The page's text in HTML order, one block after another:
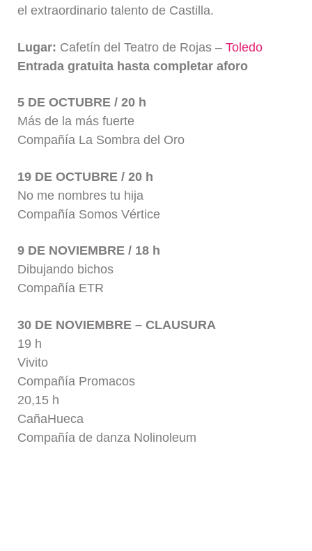
el extraordinario talento de Castilla.
Lugar: Cafetín del Teatro de Rojas –Toledo
Entrada gratuita hasta completar aforo
5 DE OCTUBRE / 20 h
Más de la más fuerte
Compañía La Sombra del Oro
19 DE OCTUBRE / 20 h
No me nombres tu hija
Compañía Somos Vértice
9 DE NOVIEMBRE / 18 h
Dibujando bichos
Compañía ETR
30 DE NOVIEMBRE – CLAUSURA
19 h
Vivito
Compañía Promacos
20,15 h
CañaHueca
Compañía de danza Nolinoleum